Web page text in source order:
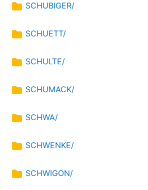
SCHUBIGER/
SCHUETT/
SCHULTE/
SCHUMACK/
SCHWA/
SCHWENKE/
SCHWIGON/